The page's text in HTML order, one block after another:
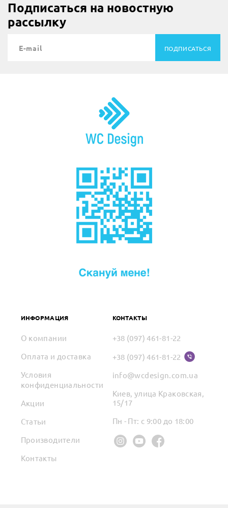
Подписаться на новостную
рассылку
ПОДПИСАТЬСЯ
ИНФОРМАЦИЯ
О компании
Оплата и доставка
Условия
конфиденциальности
Акции
Статьи
Производители
Контакты
КОНТАКТЫ
+38 (097) 461-81-22
+38 (097) 461-81-22
info@wcdesign.com.ua
Киев, улица Краковская,
15/17
Пн - Пт: с 9:00 до 18:00